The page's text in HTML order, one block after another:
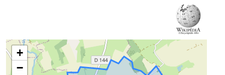
+
−